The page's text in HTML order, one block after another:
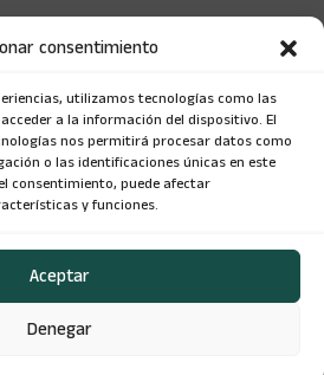
consentimiento
utilizamos tecnologías como las
a la información del dispositivo. El
nos permitirá procesar datos como
o las identificaciones únicas en este
consentimiento, puede afectar
y funciones.
Aceptar
Denegar
y